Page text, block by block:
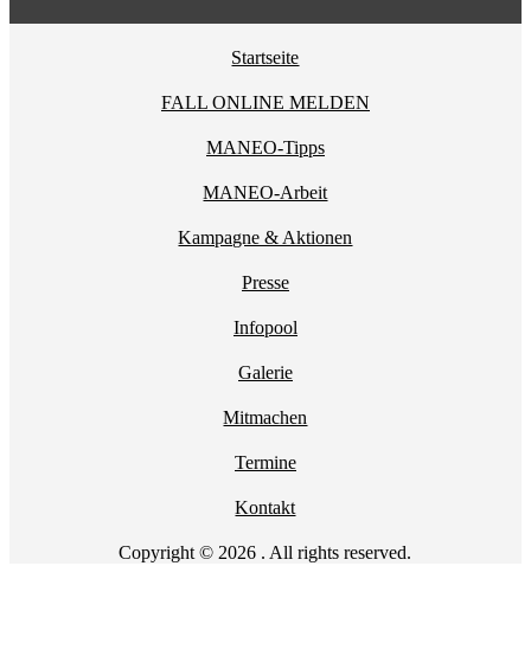
Startseite
FALL ONLINE MELDEN
MANEO-Tipps
MANEO-Arbeit
Kampagne & Aktionen
Presse
Infopool
Galerie
Mitmachen
Termine
Kontakt
Copyright © 2026 . All rights reserved.